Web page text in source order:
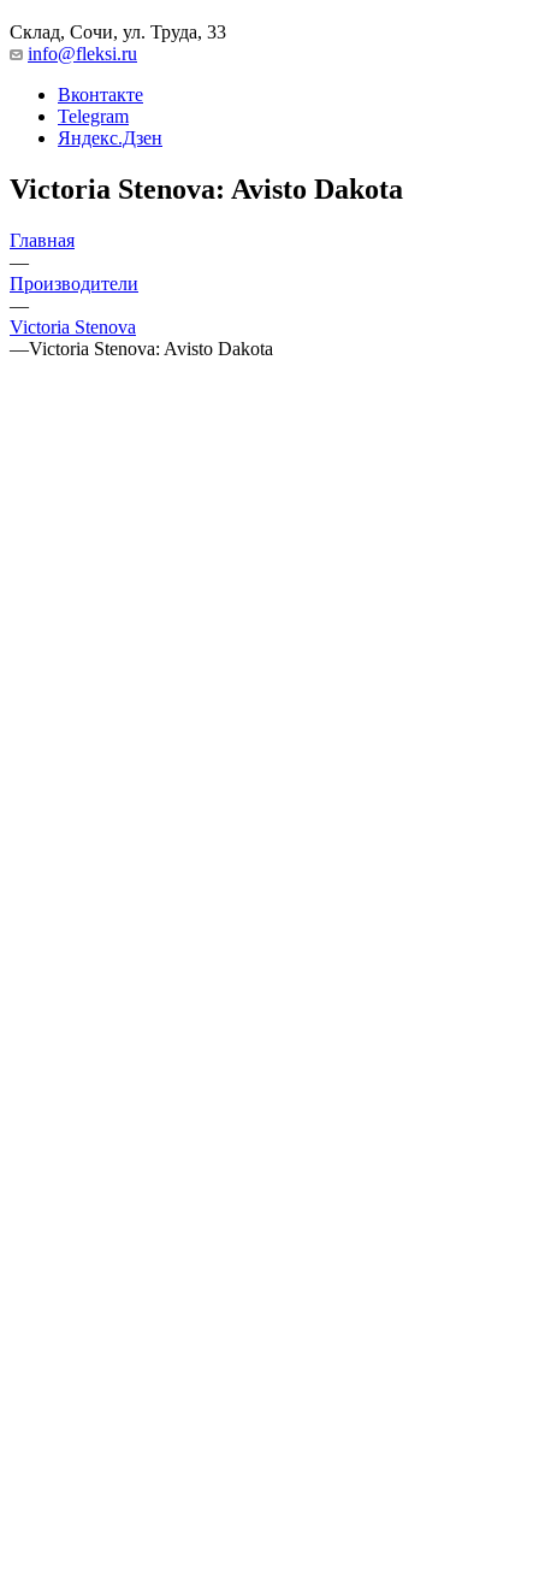
Склад, Сочи, ул. Труда, 33
info@fleksi.ru
Вконтакте
Telegram
Яндекс.Дзен
Victoria Stenova: Avisto Dakota
Главная
—
Производители
—
Victoria Stenova
—Victoria Stenova: Avisto Dakota